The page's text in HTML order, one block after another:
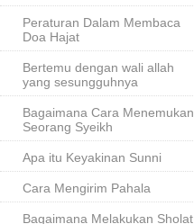
Peraturan Dalam Membaca
Doa Hajat
Bertemu dengan wali allah
yang sesungguhnya
Bagaimana Cara Menemukan
Seorang Syeikh
Apa itu Keyakinan Sunni
Cara Mengirim Pahala
Bagaimana Melakukan Sholat